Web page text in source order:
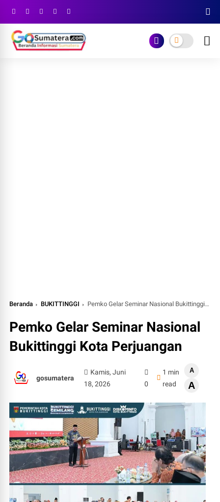
Beranda BUKITTINGGI Pemko Gelar Seminar Nasional Bukittinggi Kota Perjuangan
Pemko Gelar Seminar Nasional
Bukittinggi Kota Perjuangan
gosumatera
Kamis, Juni
18, 2026
0
1 min
read
A
A